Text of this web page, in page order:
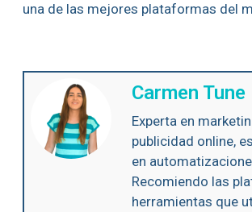
una de las mejores plataformas del
Carmen Tune
Experta en
publicidad online,
en
Recomiendo las
herramientas que